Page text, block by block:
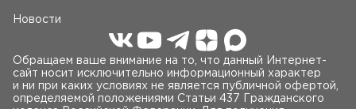
Новости
Обращаем ваше внимание на то, что данный Интернет-
сайт носит исключительно информационный характер
и ни при каких условиях не является публичной офертой,
определяемой положениями Статьи 437 Гражданского